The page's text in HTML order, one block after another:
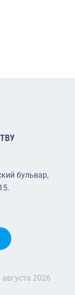
бульвар,
августа 2026